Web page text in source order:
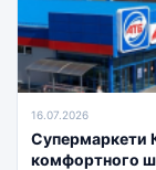
16.07.2026
Супермаркети
комфортного